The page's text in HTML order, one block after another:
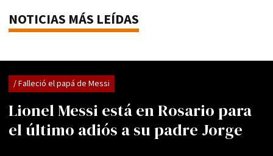
NOTICIAS MÁS LEÍDAS
Lionel Messi está en Rosario para
el último adiós a su padre Jorge
/ Falleció el papá de Messi